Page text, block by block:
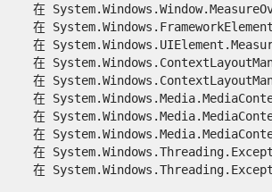
在
在
在
在
在
在
在
在
在
在